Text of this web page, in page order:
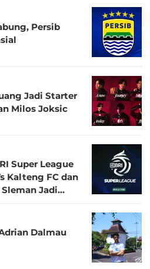
Persib
Jadi Starter
Milos Joksic
Super League
Kalteng FC dan
Jadi
Dalmau